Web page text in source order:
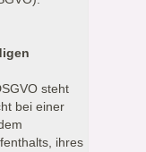
steht
bei einer
ihres